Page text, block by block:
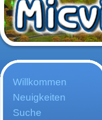
Willkommen
Neuigkeiten
Suche